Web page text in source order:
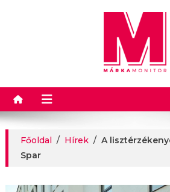
Márkamonitor
Főoldal / Hírek / A
Spar